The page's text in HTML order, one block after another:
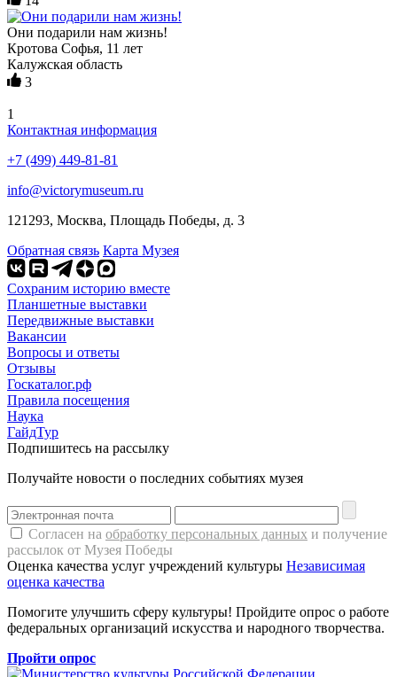
Они подарили нам жизнь!
Кротова Софья, 11 лет
Калужская область
3
1
Контактная информация
+7 (499) 449-81-81
info@victorymuseum.ru
121293, Москва, Площадь Победы, д. 3
Обратная связь Карта Музея
Сохраним историю вместе
Планшетные выставки
Передвижные выставки
Вакансии
Вопросы и ответы
Отзывы
Госкаталог.рф
Правила посещения
Наука
ГайдТур
Подпишитесь на рассылку
Получайте новости о последних событиях музея
Согласен на обработку персональных данных и получение
рассылок от Музея Победы
Оценка качества услуг учреждений культуры Независимая
оценка качества
Помогите улучшить сферу культуры! Пройдите опрос о работе
федеральных организаций искусства и народного творчества.
Пройти опрос